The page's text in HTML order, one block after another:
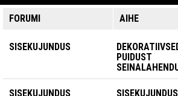
FORUMI AIHE
SISEKUJUNDUS
PUIDUST
SISEKUJUNDUS